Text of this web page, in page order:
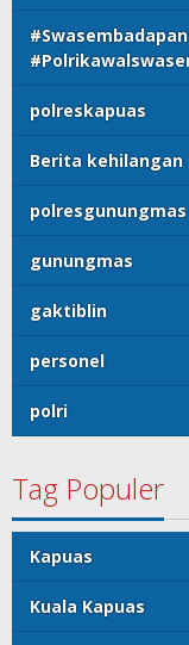
polreskapuas
Berita kehilangan
polresgunungmas
gunungmas
gaktiblin
personel
polri
Tag Populer
Kapuas
Kuala Kapuas